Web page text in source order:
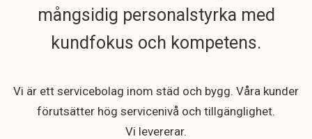
mångsidig personalstyrka med
kundfokus och kompetens.
Vi är ett servicebolag inom städ och bygg. Våra kunder
förutsätter hög servicenivå och tillgänglighet.
Vi levererar.